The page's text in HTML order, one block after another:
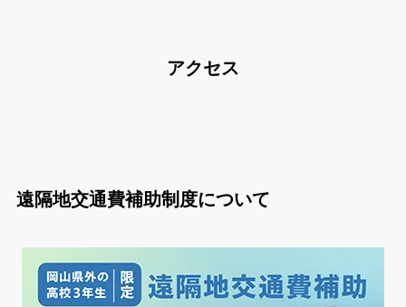
アクセス
遠隔地交通費補助制度について